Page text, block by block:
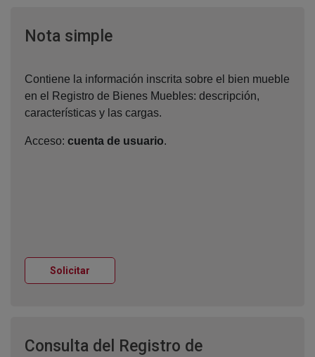
Nota simpleVentana nueva
Contiene la información inscrita sobre el bien mueble
en el Registro de Bienes Muebles: descripción,
características y las cargas.
Acceso: cuenta de usuario.
Solicitar
Consulta del Registro de